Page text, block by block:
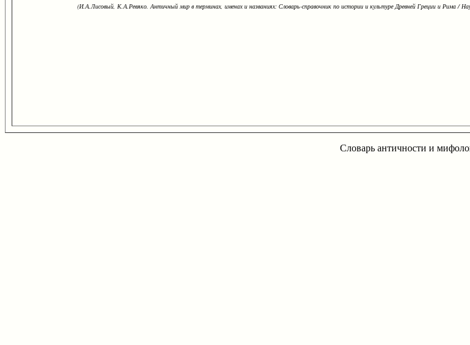
(И.А.Лисовый, К.А.Ревяко. Античный мир в терминах, именах и названиях: Словарь-справочник по истории и культуре Древней Греции и Рима /
Словарь античности и